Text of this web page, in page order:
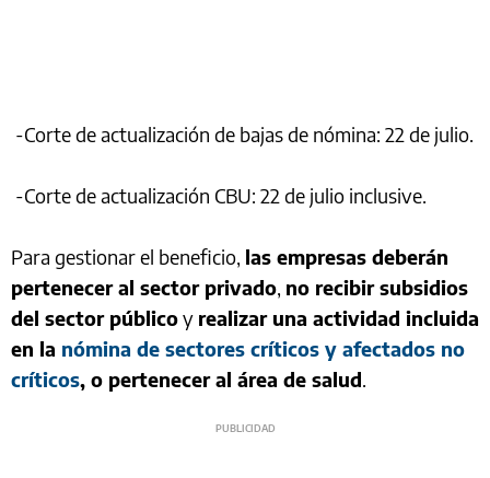
-Corte de actualización de bajas de nómina: 22 de julio.
-Corte de actualización CBU: 22 de julio inclusive.
Para gestionar el beneficio, las empresas deberán
pertenecer al sector privado, no recibir subsidios
del sector públicoy realizar una actividad incluida
en la nómina de sectores críticos y afectados no
críticos, o pertenecer al área de salud.